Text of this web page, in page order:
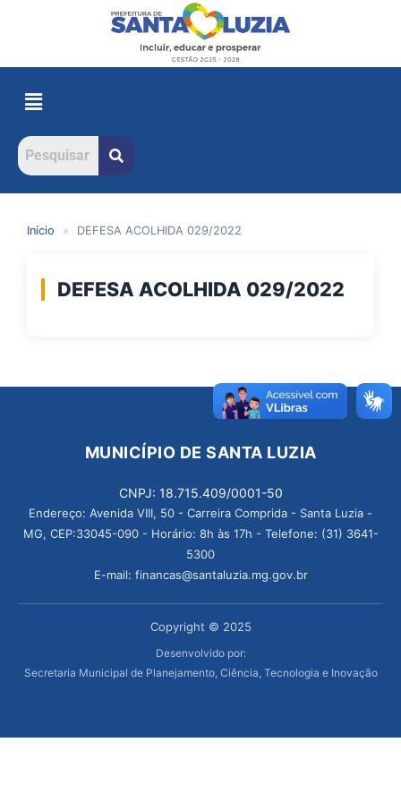
Início » DEFESA ACOLHIDA 029/2022
DEFESA ACOLHIDA 029/2022
MUNICÍPIO DE SANTA LUZIA
CNPJ: 18.715.409/0001-50
Endereço: Avenida VIII, 50 - Carreira Comprida - Santa Luzia -
MG, CEP:33045-090 - Horário: 8h às 17h - Telefone: (31) 3641-
5300
E-mail: financas@santaluzia.mg.gov.br
Copyright © 2025
Desenvolvido por:
Secretaria Municipal de Planejamento, Ciência, Tecnologia e Inovação